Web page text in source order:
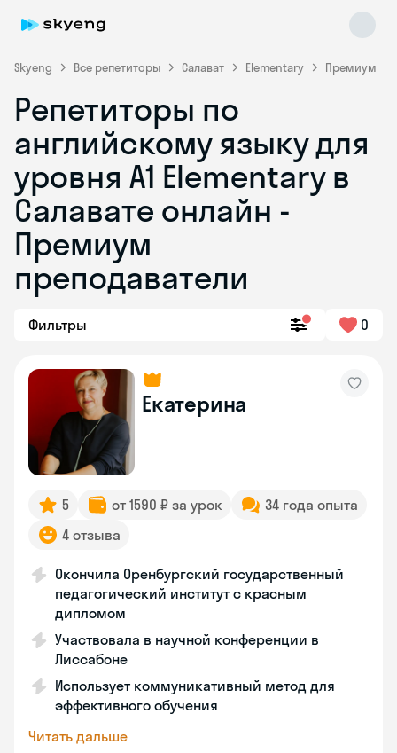
Skyeng Все репетиторы Салават Elementary Премиум
Репетиторы по
английскому языку для
уровня A1 Elementary в
Салавате онлайн -
Премиум
преподаватели
Фильтры 0
Екатерина
5 от 1590 ₽ за урок
34 года опыта
4 отзыва
Окончила Оренбургский государственный
педагогический институт с красным
дипломом
Участвовала в научной конференции в
Лиссабоне
Использует коммуникативный метод для
эффективного обучения
Читать дальше
online